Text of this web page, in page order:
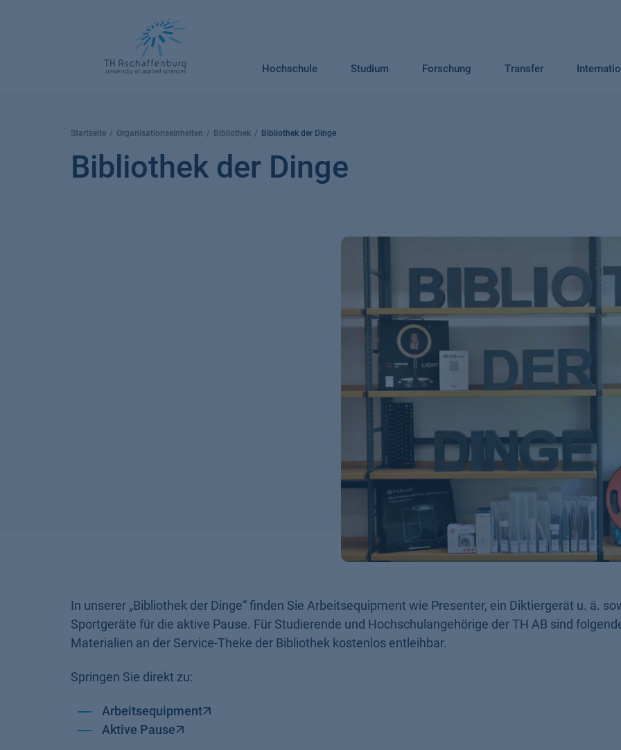
Hochschule Studium Forschung Transfer
Startseite Organisationseinheiten Bibliothek Bibliothek der Dinge
Bibliothek der Dinge
In unserer „Bibliothek der Dinge“ finden Sie Arbeitsequipment wie Presenter, ein Diktiergerät u. ä.
Sportgeräte für die aktive Pause. Für Studierende und Hochschulangehörige der TH AB sind
Materialien an der Service-Theke der Bibliothek kostenlos entleihbar.
Springen Sie direkt zu:
Arbeitsequipment
Aktive Pause